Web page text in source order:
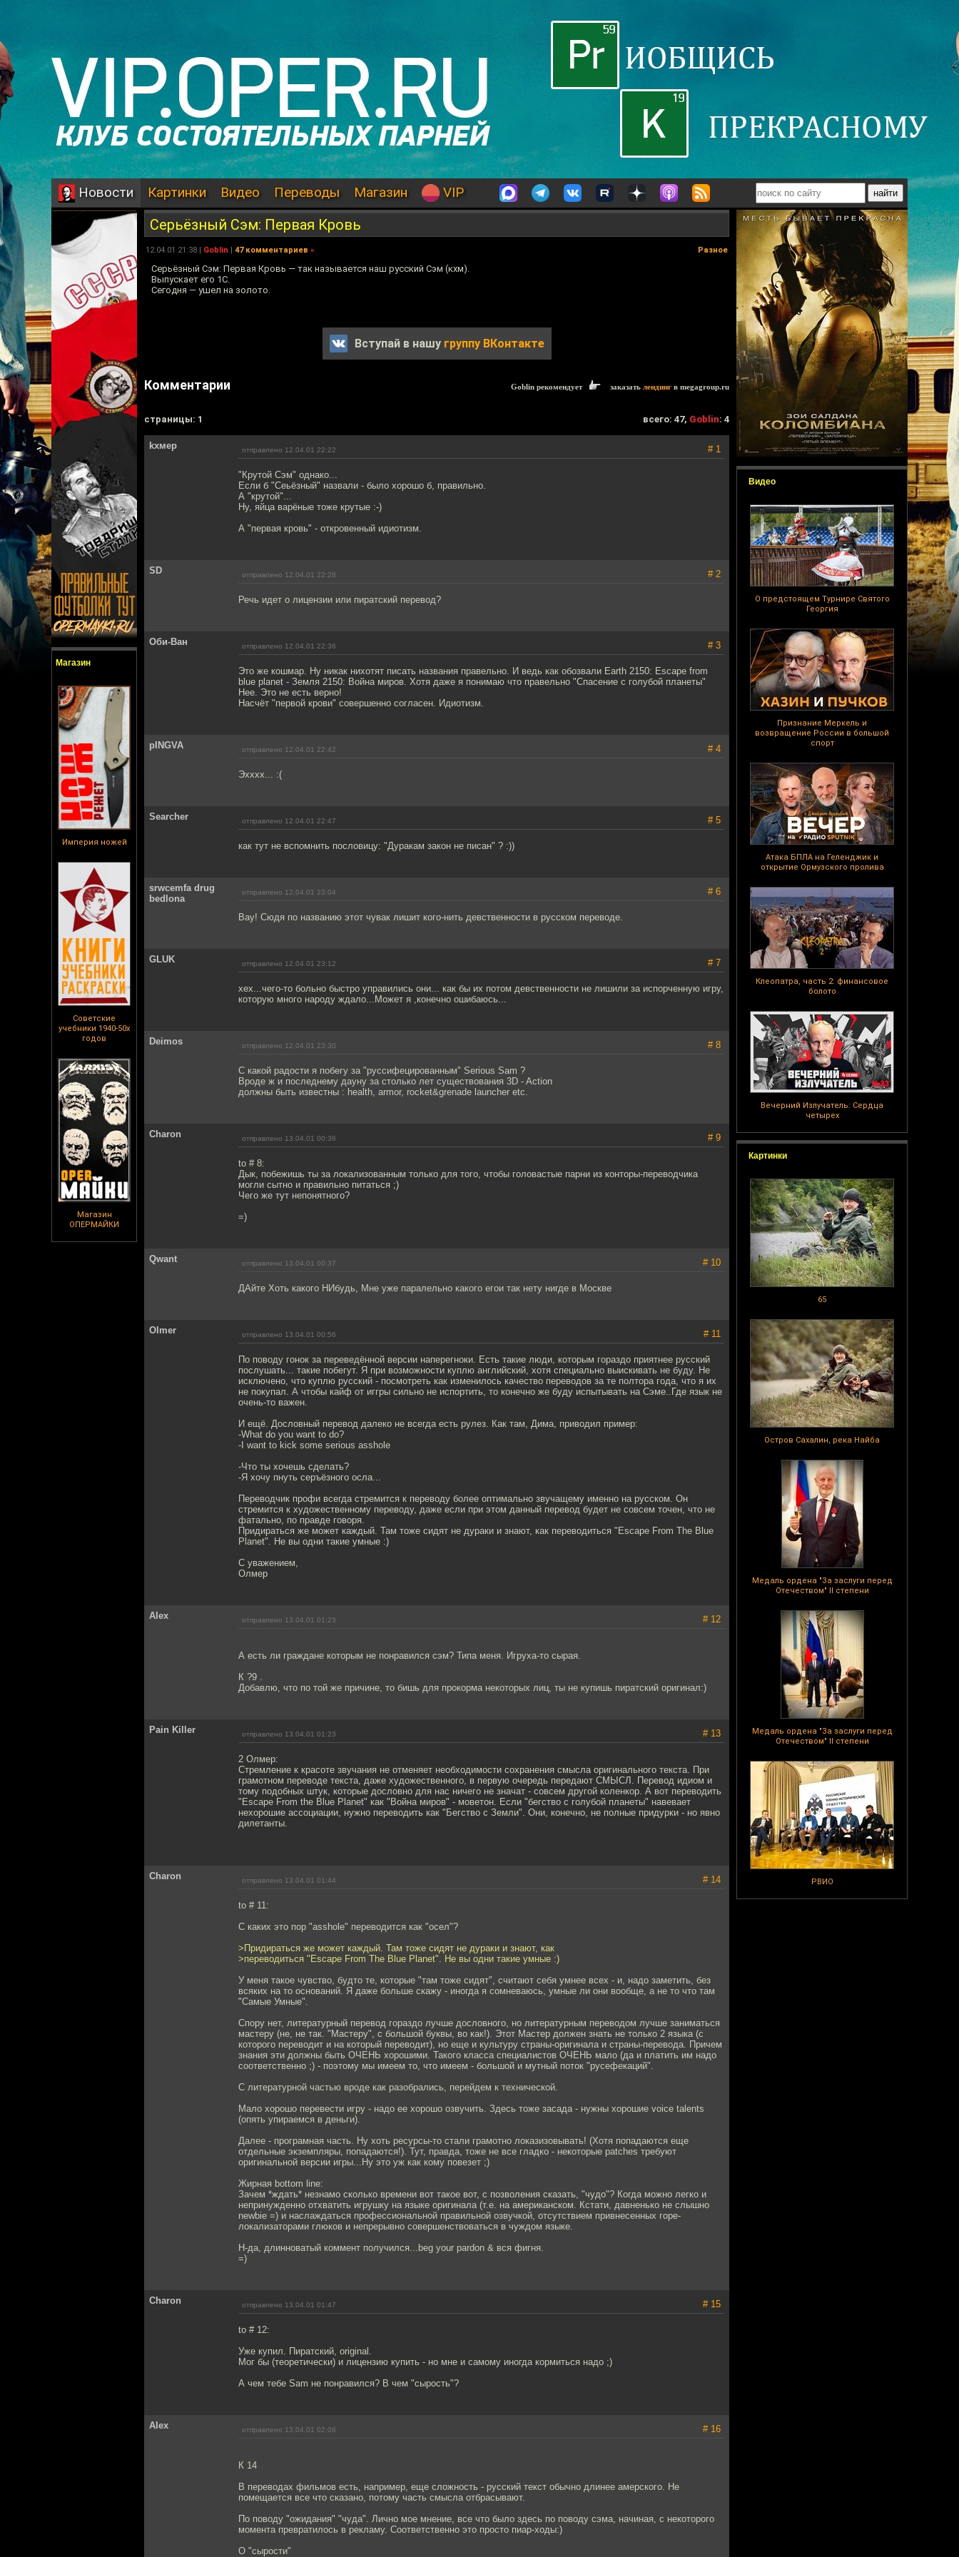
Новости Картинки Видео Переводы Магазин VIP
Магазин
Империя ножей
Советские
учебники 1940-50х
годов
Магазин
ОПЕРМАЙКИ
Видео
О предстоящем Турнире Святого
Георгия
Признание Меркель и
возвращение России в большой
спорт
Атака БПЛА на Геленджик и
открытие Ормузского пролива
Клеопатра, часть 2: финансовое
болото
Вечерний Излучатель: Сердца
четырех
Картинки
65
Остров Сахалин, река Найба
Медаль ордена "За заслуги перед
Отечеством" II степени
Медаль ордена "За заслуги перед
Отечеством" II степени
РВИО
Серьёзный Сэм: Первая Кровь
12.04.01 21:38 | Goblin | 47 комментариев » Разное
Серьёзный Сэм: Первая Кровь — так называется наш русский Сэм (кхм).
Выпускает его 1С.
Сегодня — ушел на золото.
Вступай в нашу группу ВКонтакте
Комментарии Goblin рекомендует заказать лендинг в megagroup.ru
cтраницы: 1 всего: 47, Goblin: 4
kxмep отправлено 12.04.01 22:22 # 1
"Крутой Сэм" однако...
Если б "Сеьёзный" назвали - было хорошо б, правильно.
А "крутой"...
Ну, яйца варёные тоже крутые :-)
А "первая кровь" - откровенный идиотизм.
SD отправлено 12.04.01 22:28 # 2
Речь идет о лицензии или пиратский перевод?
Оби-Ван отправлено 12.04.01 22:36 # 3
Это же кошмар. Ну никак нихотят писать названия правельно. И ведь как обозвали Earth 2150: Escape from
blue planet - Земля 2150: Война миров. Хотя даже я понимаю что правельно "Спасение с голубой планеты"
Нее. Это не есть верно!
Насчёт "первой крови" совершенно согласен. Идиотизм.
pINGVA отправлено 12.04.01 22:42 # 4
Эхххх... :(
Searcher отправлено 12.04.01 22:47 # 5
как тут не вспомнить пословицу: "Дуракам закон не писан" ? :))
srwcemfa drug
bedlona
отправлено 12.04.01 23:04 # 6
Вау! Сюдя по названию этот чувак лишит кого-нить девственности в русском переводе.
GLUK отправлено 12.04.01 23:12 # 7
хех...чего-то больно быстро управились они... как бы их потом девственности не лишили за испорченную игру,
которую много народу ждало...Может я ,конечно ошибаюсь...
Deimos отправлено 12.04.01 23:30 # 8
C какой радости я побегу за "руссифецированным" Serious Sam ?
Вроде ж и последнему дауну за столько лет существования 3D - Action
должны быть известны : health, armor, rocket&grenade launcher etc.
Charon отправлено 13.04.01 00:36 # 9
to # 8:
Дык, побежишь ты за локализованным только для того, чтобы головастые парни из конторы-переводчика
могли сытно и правильно питаться ;)
Чего же тут непонятного?
=)
Qwant отправлено 13.04.01 00:37 # 10
ДАйте Хоть какого НИбудь, Мне уже паралельно какого егои так нету нигде в Москве
Olmer отправлено 13.04.01 00:56 # 11
По поводу гонок за переведённой версии наперегноки. Есть такие люди, которым гораздо приятнее русский
послушать... такие побегут. Я при возможности куплю английский, хотя специально выискивать не буду. Не
исключено, что куплю русский - посмотреть как изменилось качество переводов за те полтора года, что я их
не покупал. А чтобы кайф от иггры сильно не испортить, то конечно же буду испытывать на Сэме..Где язык не
очень-то важен.
И ещё. Дословный перевод далеко не всегда есть рулез. Как там, Дима, приводил пример:
-What do you want to do?
-I want to kick some serious asshole
-Что ты хочешь сделать?
-Я хочу пнуть серъёзного осла...
Переводчик профи всегда стремится к переводу более оптимально звучащему именно на русском. Он
стремится к художественному переводу, даже если при этом данный перевод будет не совсем точен, что не
фатально, по правде говоря.
Придираться же может каждый. Там тоже сидят не дураки и знают, как переводиться "Escape From The Blue
Planet". Не вы одни такие умные :)
С уважением,
Олмер
Alex отправлено 13.04.01 01:23 # 12
А есть ли граждане которым не понравился сэм? Типа меня. Игруха-то сырая.
К ?9 .
Добавлю, что по той же причине, то бишь для прокорма некоторых лиц, ты не купишь пиратский оригинал:)
Pain Killer отправлено 13.04.01 01:23 # 13
2 Олмер:
Стремление к красоте звучания не отменяет необходимости сохранения смысла оригинального текста. При
грамотном переводе текста, даже художественного, в первую очередь передают СМЫСЛ. Перевод идиом и
тому подобных штук, которые дословно для нас ничего не значат - совсем другой коленкор. А вот переводить
"Escape From the Blue Planet" как "Война миров" - моветон. Если "бегство с голубой планеты" навевает
нехорошие ассоциации, нужно переводить как "Бегство с Земли". Они, конечно, не полные придурки - но явно
дилетанты.
Charon отправлено 13.04.01 01:44 # 14
to # 11:
С каких это пор "asshole" переводится как "осел"?
>Придираться же может каждый. Там тоже сидят не дураки и знают, как
>переводиться "Escape From The Blue Planet". Не вы одни такие умные :)
У меня такое чувство, будто те, которые "там тоже сидят", считают себя умнее всех - и, надо заметить, без
всяких на то оснований. Я даже больше скажу - иногда я сомневаюсь, умные ли они вообще, а не то что там
"Самые Умные".
Спору нет, литературный перевод гораздо лучше дословного, но литературным переводом лучше заниматься
мастеру (не, не так. "Мастеру", с большой буквы, во как!). Этот Мастер должен знать не только 2 языка (с
которого переводит и на который переводит), но еще и культуру страны-оригинала и страны-перевода. Причем
знания эти должны быть ОЧЕНЬ хорошими. Такого класса специалистов ОЧЕНЬ мало (да и платить им надо
соответственно ;) - поэтому мы имеем то, что имеем - большой и мутный поток "русефекаций".
С литературной частью вроде как разобрались, перейдем к технической.
Мало хорошо перевести игру - надо ее хорошо озвучить. Здесь тоже засада - нужны хорошие voice talents
(опять упираемся в деньги).
Далее - програмная часть. Ну хоть ресурсы-то стали грамотно локазизовывать! (Хотя попадаются еще
отдельные экземпляры, попадаются!). Тут, правда, тоже не все гладко - некоторые patches требуют
оригинальной версии игры...Ну это уж как кому повезет ;)
Жирная bottom line:
Зачем *ждать* незнамо сколько времени вот такое вот, с позволения сказать, "чудо"? Когда можно легко и
непринужденно отхватить игрушку на языке оригинала (т.е. на американском. Кстати, давненько не слышно
newbie =) и наслаждаться профессиональной правильной озвучкой, отсутствием привнесенных горе-
локализаторами глюков и непрерывно совершенствоваться в чуждом языке.
Н-да, длинноватый коммент получился...beg your pardon & вся фигня.
=)
Charon отправлено 13.04.01 01:47 # 15
to # 12:
Уже купил. Пиратский, original.
Мог бы (теоретически) и лицензию купить - но мне и самому иногда кормиться надо ;)
А чем тебе Sam не понравился? В чем "сырость"?
Alex отправлено 13.04.01 02:08 # 16
К 14
В переводах фильмов есть, например, еще сложность - русский текст обычно длинее амерского. Не
помещается все что сказано, потому часть смысла отбрасывают.
По поводу "ожидания" "чуда". Лично мое мнение, все что было здесь по поводу сэма, начиная, с некоторого
момента превратилось в рекламу. Соответственно это просто пиар-ходы:)
О "сырости"